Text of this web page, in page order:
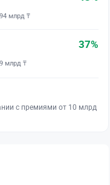
млрд ₸
37%
млрд ₸
с премиями от 10 млрд